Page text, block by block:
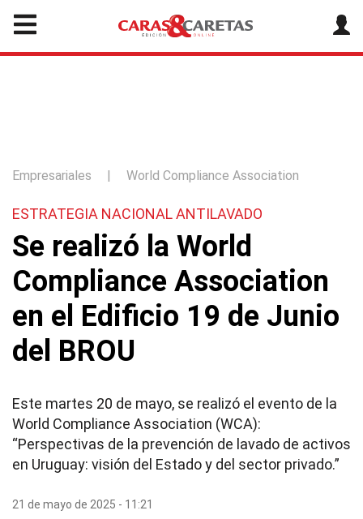
Empresariales | World Compliance Association
ESTRATEGIA NACIONAL ANTILAVADO
Se realizó la World
Compliance Association
en el Edificio 19 de Junio
del BROU
Este martes 20 de mayo, se realizó el evento de la
World Compliance Association (WCA):
“Perspectivas de la prevención de lavado de activos
en Uruguay: visión del Estado y del sector privado.”
21 de mayo de 2025 - 11:21